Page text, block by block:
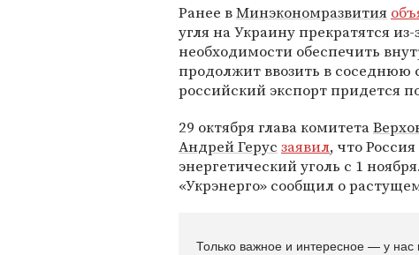
Ранее вМинэкономразвития
угля на Украину прекратятся
необходимости обеспечить
продолжит ввозить в соседнюю
российский экспорт придется
29 октября глава комитета
Андрей Герус заявил, что
энергетический уголь с 1
«Укрэнерго» сообщил о
Только важное и интересное — у нас